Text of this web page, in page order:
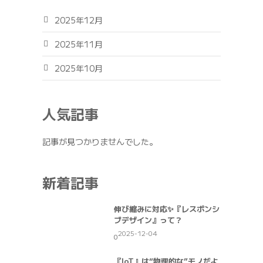
2025年12月
2025年11月
2025年10月
人気記事
記事が見つかりませんでした。
新着記事
伸び縮みに対応✨『レスポンシ
ブデザイン』って？
02025-12-04
『IoT』は“物理的な”モノだよ